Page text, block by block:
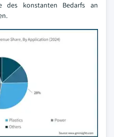
des konstanten Bedarfs an